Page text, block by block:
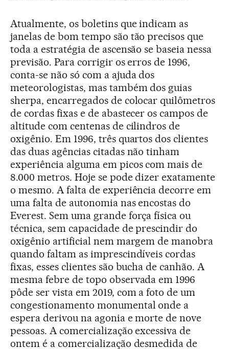
Atualmente, os boletins que indicam as
janelas de bom tempo são tão precisos que
toda a estratégia de ascensão se baseia nessa
previsão. Para corrigir os erros de 1996,
conta-se não só com a ajuda dos
meteorologistas, mas também dos guias
sherpa, encarregados de colocar quilômetros
de cordas fixas e de abastecer os campos de
altitude com centenas de cilindros de
oxigênio. Em 1996, três quartos dos clientes
das duas agências citadas não tinham
experiência alguma em picos com mais de
8.000 metros. Hoje se pode dizer exatamente
o mesmo. A falta de experiência decorre em
uma falta de autonomia nas encostas do
Everest. Sem uma grande força física ou
técnica, sem capacidade de prescindir do
oxigênio artificial nem margem de manobra
quando faltam as imprescindíveis cordas
fixas, esses clientes são bucha de canhão. A
mesma febre de topo observada em 1996
pôde ser vista em 2019, com a foto de um
congestionamento monumental onde a
espera derivou na agonia e morte de nove
pessoas. A comercialização excessiva de
ontem é a comercialização desmedida de